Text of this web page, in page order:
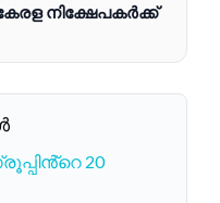
നിക്ഷേപകർക്ക്
20